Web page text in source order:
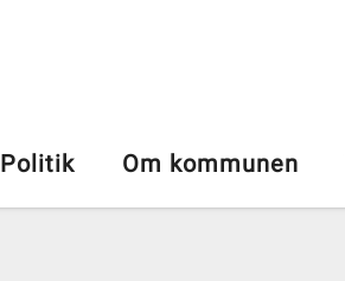
Politik Om kommunen